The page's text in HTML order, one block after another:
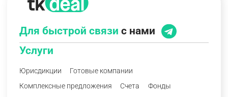
Услуги
Юрисдикции
Готовые компании
Комплексные предложения
Счета
Фонды
Для быстрой связи с нами